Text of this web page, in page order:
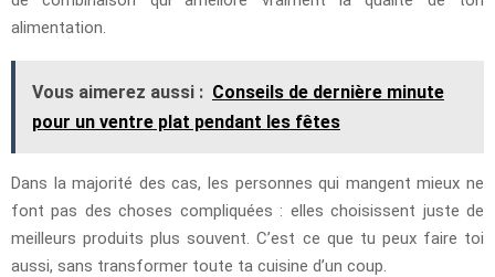
alimentation.
Vous aimerez aussi : Conseils de dernière minute
pour un ventre plat pendant les fêtes
Dans la majorité des cas, les personnes qui mangent mieux ne
font pas des choses compliquées : elles choisissent juste de
meilleurs produits plus souvent. C’est ce que tu peux faire toi
aussi, sans transformer toute ta cuisine d’un coup.